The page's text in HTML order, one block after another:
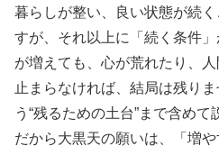
暮らしが整い、良い状態が続
すが、それ以上に「続く条件
が増えても、心が荒れたり、
止まらなければ、結局は残り
う“残るための土台”まで含めて
だから大黒天の願いは、「増